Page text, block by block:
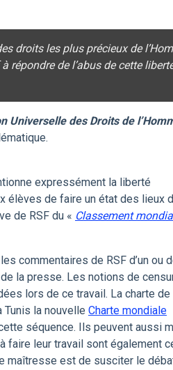
droits les plus précieux de
répondre de l’abus de cette
Universelle des Droits de
expressément la liberté
élèves de faire un état des lieux
de RSF du « Classement
commentaires de RSF d’un ou
la presse. Les notions de
lors de ce travail. La charte de
la nouvelle Charte mondiale
séquence. Ils peuvent aussi
faire leur travail sont également
maîtresse est de susciter le